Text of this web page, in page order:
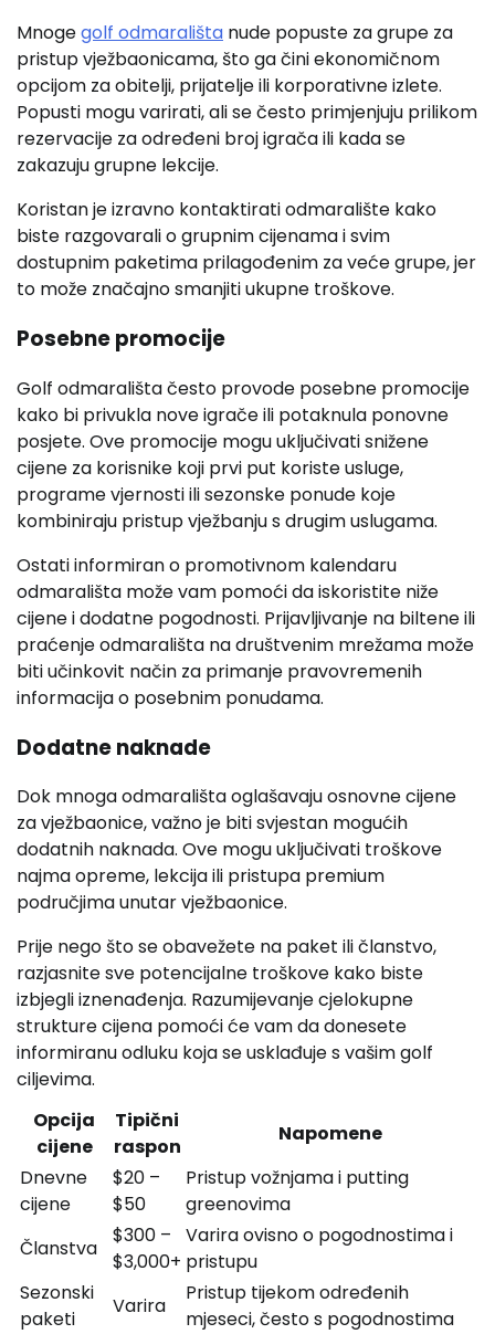
Mnogegolf odmarališta nude popuste za grupe za
pristup vježbaonicama, što ga čini ekonomičnom
opcijom za obitelji, prijatelje ili korporativne izlete.
Popusti mogu varirati, ali se često primjenjuju prilikom
rezervacije za određeni broj igrača ili kada se
zakazuju grupne lekcije.
Koristan je izravno kontaktirati odmaralište kako
biste razgovarali o grupnim cijenama i svim
dostupnim paketima prilagođenim za veće grupe, jer
to može značajno smanjiti ukupne troškove.
Posebne promocije
Golf odmarališta često provode posebne promocije
kako bi privukla nove igrače ili potaknula ponovne
posjete. Ove promocije mogu uključivati snižene
cijene za korisnike koji prvi put koriste usluge,
programe vjernosti ili sezonske ponude koje
kombiniraju pristup vježbanju s drugim uslugama.
Ostati informiran o promotivnom kalendaru
odmarališta može vam pomoći da iskoristite niže
cijene i dodatne pogodnosti. Prijavljivanje na biltene ili
praćenje odmarališta na društvenim mrežama može
biti učinkovit način za primanje pravovremenih
informacija o posebnim ponudama.
Dodatne naknade
Dok mnoga odmarališta oglašavaju osnovne cijene
za vježbaonice, važno je biti svjestan mogućih
dodatnih naknada. Ove mogu uključivati troškove
najma opreme, lekcija ili pristupa premium
područjima unutar vježbaonice.
Prije nego što se obavežete na paket ili članstvo,
razjasnite sve potencijalne troškove kako biste
izbjegli iznenađenja. Razumijevanje cjelokupne
strukture cijena pomoći će vam da donesete
informiranu odluku koja se usklađuje s vašim golf
ciljevima.
Opcija
cijene
Tipični
raspon
Napomene
Dnevne
cijene
$20 –
$50
Pristup vožnjama i putting
greenovima
Članstva
$300 –
$3,000+
Varira ovisno o pogodnostima i
pristupu
Sezonski
paketi
Varira
Pristup tijekom određenih
mjeseci, često s pogodnostima